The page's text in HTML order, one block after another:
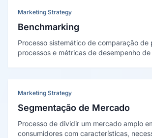
Marketing Strategy
Benchmarking
Processo sistemático de comparação de
processos e métricas de desempenho de
Marketing Strategy
Segmentação de Mercado
Processo de dividir um mercado amplo
consumidores com características,